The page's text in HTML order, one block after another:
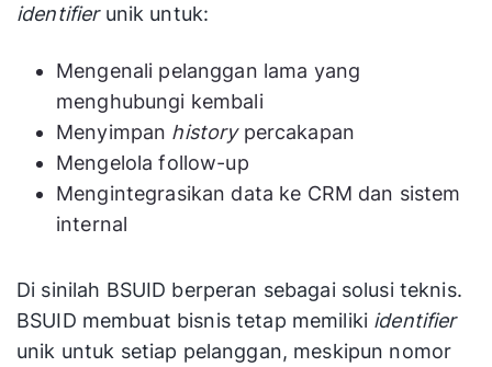
identifierunik untuk:
Mengenali pelanggan lama yang
menghubungi kembali
Menyimpan historypercakapan
Mengelola follow-up
Mengintegrasikan data ke CRM dan sistem
internal
Di sinilah BSUID berperan sebagai solusi teknis.
BSUID membuat bisnis tetap memiliki identifier
unik untuk setiap pelanggan, meskipun nomor